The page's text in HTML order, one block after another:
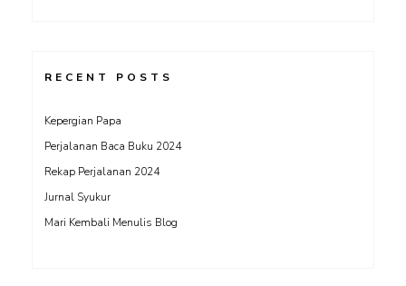
RECENT POSTS
Kepergian Papa
Perjalanan Baca Buku 2024
Rekap Perjalanan 2024
Jurnal Syukur
Mari Kembali Menulis Blog